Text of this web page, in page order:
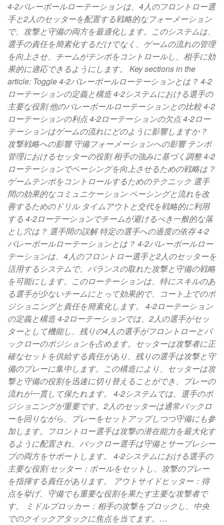
4-2バレーボールローテーションは、4人のフロントロー選
手と2人のセッターを配置する戦略的なフォーメーション
で、攻撃と守備の両方を最適化します。このシステムは、
選手の責任を簡素化するだけでなく、ゲームの流れの管理
を向上させ、チームがテンポをコントロールし、相手に効
果的に適応できるようにします。 Key sections in the
article: Toggle 4-2バレーボールローテーションとは？ 4-2
ローテーションの定義と構造 4-2システムにおける選手の
主要な役割 他のバレーボールローテーションとの比較 4-2
ローテーションの利点 4-2ローテーションの欠点 4-2ロー
テーションはゲームの流れにどのように影響しますか？
攻撃戦略への影響 守備フォーメーションへの影響 テンポ
管理におけるセッターの役割 相手の強みに基づく調整 4-2
ローテーションでペーシングを向上させるための戦略は？
ゲームテンポをコントロールするためのテクニック 選手
間の効果的なコミュニケーション ペーシングと流れを改
善するためのドリル タイムアウトと交代を戦略的に利用
する 4-2ローテーションでチームが避けるべき一般的な落
とし穴は？ 選手間の誤解 特定の選手への過度の依存 4-2
バレーボールローテーションとは？ 4-2バレーボールロー
テーションは、4人のフロントロー選手と2人のセッターを
活用するシステムで、バランスの取れた攻撃と守備の戦略
を可能にします。このローテーションは、特にスキルのあ
る選手が少ないチームにとって効果的で、コート上でのポ
ジショニングと責任を簡素化します。 4-2ローテーション
の定義と構造 4-2ローテーションでは、2人の選手がセッ
ターとして機能し、残りの4人の選手がフロントローとバ
ックローのポジションを占めます。セッターは攻撃者に正
確なセットを供給する責任があり、残りの選手は攻撃と守
備のプレーに集中します。この構造により、セッターは攻
撃と守備の役割を迅速に切り替えることができ、プレーの
流れが一貫して保たれます。 4-2システムでは、選手のポ
ジショニングが重要です。2人のセッターは通常バックロ
ーを回りながら、プレーをセットアップしつつ守備にも参
加します。フロントロー選手は攻撃の潜在能力を最大化す
るように配置され、バックロー選手は守備とサーブレシー
ブの両方をサポートします。 4-2システムにおける選手の
主要な役割 セッター：ボールをセットし、攻撃のプレー
を指揮する責任があります。 アウトサイドヒッター：得
点を挙げ、守備でも重要な役割を果たす主要な攻撃者で
す。 ミドルブロッカー：相手の攻撃をブロックし、中央
でのクイックアタックに焦点を当てます。…